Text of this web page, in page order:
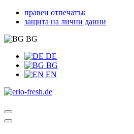
правен отпечатък
защита на лични данни
BG
DE
BG
EN